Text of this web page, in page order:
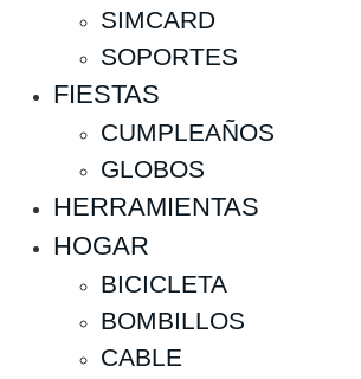
SIMCARD
SOPORTES
FIESTAS
CUMPLEAÑOS
GLOBOS
HERRAMIENTAS
HOGAR
BICICLETA
BOMBILLOS
CABLE